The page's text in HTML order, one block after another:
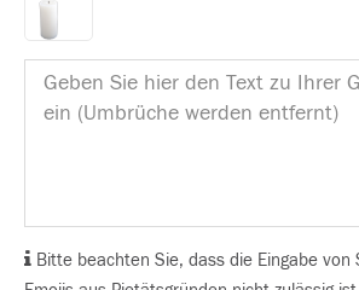
Bitte beachten Sie, dass die Eingabe von